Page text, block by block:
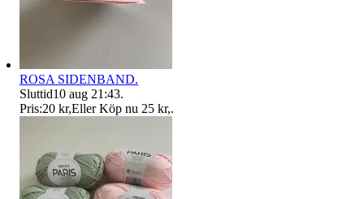
ROSA SIDENBAND.
Sluttid10 aug 21:43.
Pris:20 kr,Eller Köp nu 25 kr,.